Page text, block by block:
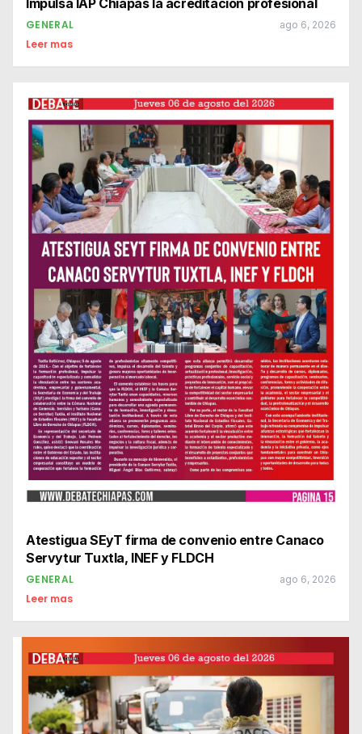
Impulsa IAP Chiapas la acreditación profesional
GENERAL ago 6, 2026
Leer mas
Atestigua SEyT firma de convenio entre Canaco
Servytur Tuxtla, INEF y FLDCH
GENERAL ago 6, 2026
Leer mas